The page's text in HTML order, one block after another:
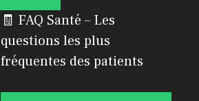
🧾 FAQ Santé – Les
questions les plus
fréquentes des patients